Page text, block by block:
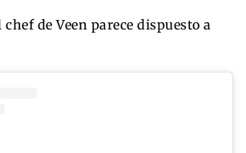
de Veen parece dispuesto a